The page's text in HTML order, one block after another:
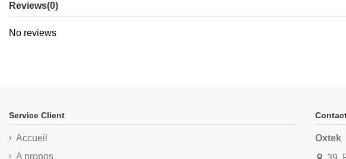
Reviews(0)
No reviews
Service Client
Accueil
A propos
Oxtek